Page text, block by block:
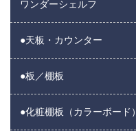
ワンダーシェルフ
●天板・カウンター
●板／棚板
●化粧棚板（カラーボード）